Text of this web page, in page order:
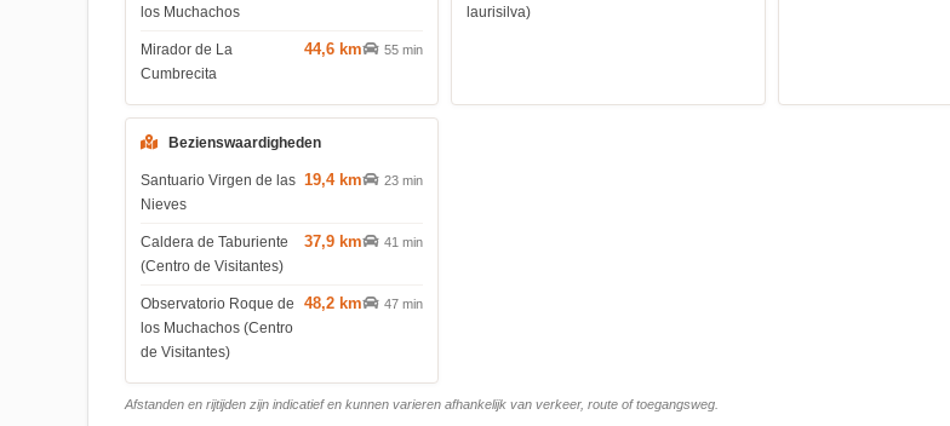
los Muchachos
Mirador de La
Cumbrecita
44,6 km 55 min
laurisilva)
Bezienswaardigheden
Santuario Virgen de las
Nieves
19,4 km 23 min
Caldera de Taburiente
(Centro de Visitantes)
37,9 km 41 min
Observatorio Roque de
los Muchachos (Centro
de Visitantes)
48,2 km 47 min
Afstanden en rijtijden zijn indicatief en kunnen varieren afhankelijk van verkeer, route of toegangsweg.